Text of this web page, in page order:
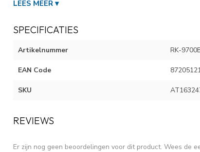
KENMERKEN STELLA KOFFER MEDIUM
Type
Afmeting buitenmaat
Inhoud
(Fabrieks)Garantie
- Stevige harde koffer
LEES MEER ▾
SPECIFICATIES
Artikelnummer RK-
EAN Code
SKU
REVIEWS
Er zijn nog geen beoordelingen voor dit product. Wees de